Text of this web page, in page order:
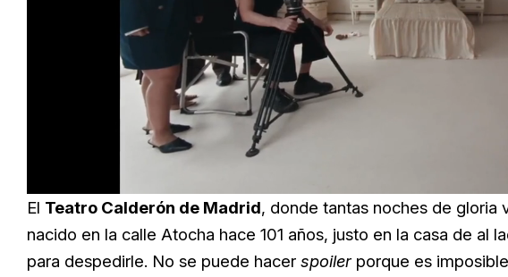
66.12%
El Teatro Calderón de Madrid, donde tantas noches de gloria
nacido en la calle Atocha hace 101 años, justo en la casa de al
para despedirle. No se puede hacer spoiler porque es